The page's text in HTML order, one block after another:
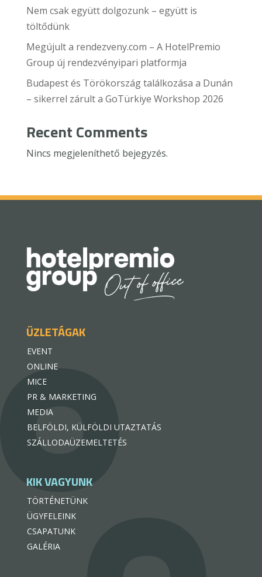
Nem csak együtt dolgozunk – együtt is
töltődünk
Megújult a rendezveny.com – A HotelPremio
Group új rendezvényipari platformja
Budapest és Törökország találkozása a Dunán
– sikerrel zárult a GoTürkiye Workshop 2026
Recent Comments
Nincs megjeleníthető bejegyzés.
ÜZLETÁGAK
EVENT
ONLINE
MICE
PR & MARKETING
MEDIA
BELFÖLDI, KÜLFÖLDI UTAZTATÁS
SZÁLLODAÜZEMELTETÉS
KIK VAGYUNK
TÖRTÉNETÜNK
ÜGYFELEINK
CSAPATUNK
GALÉRIA